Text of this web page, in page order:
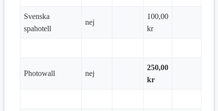
Svenska
spahotell
nej
100,00
kr
Photowall nej
250,00
kr